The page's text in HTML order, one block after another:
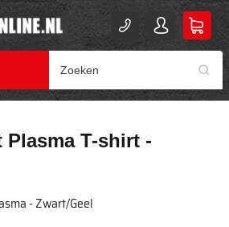
Plasma T-shirt -
- Zwart/Geel